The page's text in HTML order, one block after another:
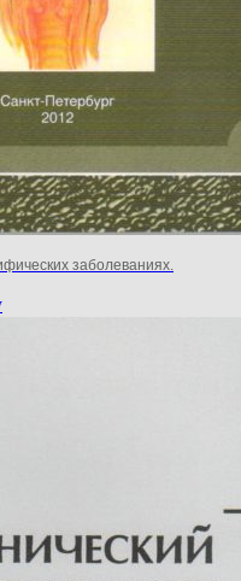
заболеваниях.